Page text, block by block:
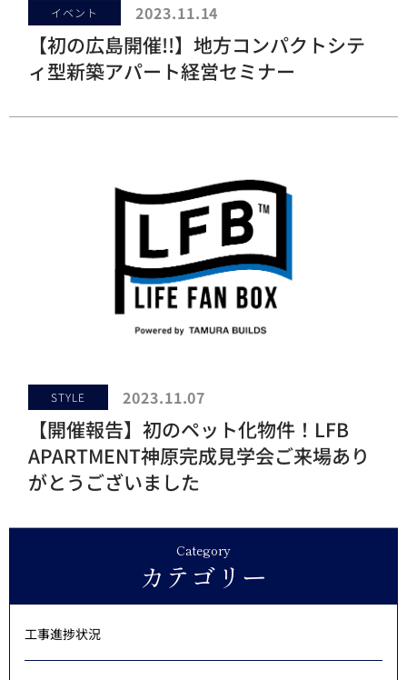
イベント 2023.11.14
【初の広島開催!!】地方コンパクトシテ
ィ型新築アパート経営セミナー
STYLE 2023.11.07
【開催報告】初のペット化物件！LFB
APARTMENT神原完成見学会ご来場あり
がとうございました
Category
カテゴリー
工事進捗状況